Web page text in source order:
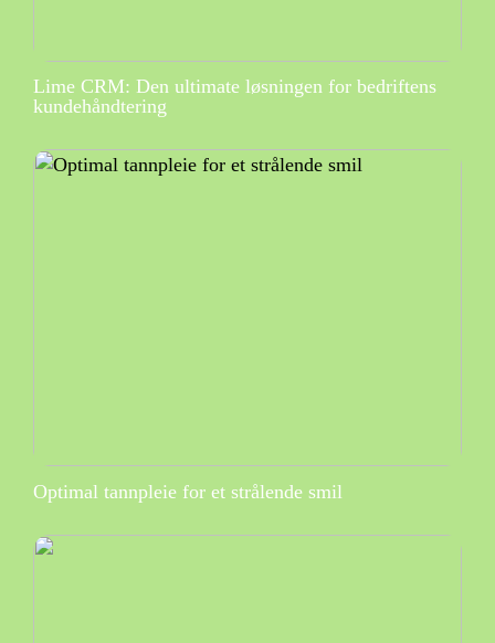
Lime CRM: Den ultimate løsningen for bedriftens
kundehåndtering
Optimal tannpleie for et strålende smil